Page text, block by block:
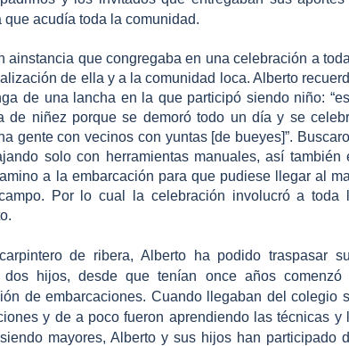
acudía toda la comunidad.
ainstancia que congregaba en una celebración a
de ella y a la comunidad loca. Alberto
de una lancha en la que participó siendo niño:
de niñez porque se demoró todo un día y se
gente con vecinos con yuntas [de bueyes]”.
solo con herramientas manuales, así también
a la embarcación para que pudiese llegar al
Por lo cual la celebración involucró a toda
de ribera, Alberto ha podido traspasar
hijos, desde que tenían once años comenzó
de embarcaciones. Cuando llegaban del colegio
y de a poco fueron aprendiendo las técnicas y
mayores, Alberto y sus hijos han participado